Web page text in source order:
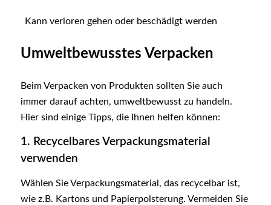
Kann verloren gehen oder beschädigt werden
Umweltbewusstes Verpacken
Beim Verpacken von Produkten sollten Sie auch
immer darauf achten, umweltbewusst zu handeln.
Hier sind einige Tipps, die Ihnen helfen können:
1. Recycelbares Verpackungsmaterial
verwenden
Wählen Sie Verpackungsmaterial, das recycelbar ist,
wie z.B. Kartons und Papierpolsterung. Vermeiden Sie